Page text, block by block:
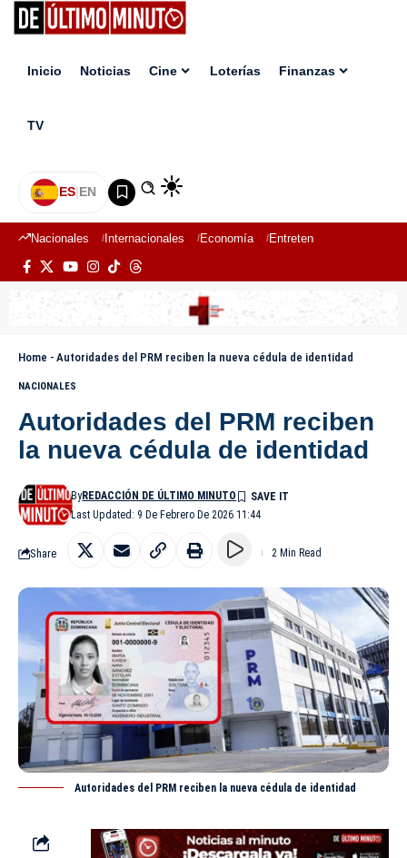
Inicio Noticias Cine Loterías Finanzas
TV
ES|EN
Nacionales Internacionales Economía Entretenimiento
Home - Autoridades del PRM reciben la nueva cédula de identidad
NACIONALES
Autoridades del PRM reciben
la nueva cédula de identidad
Last Updated: 9 De Febrero De 2026 11:44
ByREDACCIÓN DE ÚLTIMO MINUTO
Share 2 Min Read
Autoridades del PRM reciben la nueva cédula de identidad